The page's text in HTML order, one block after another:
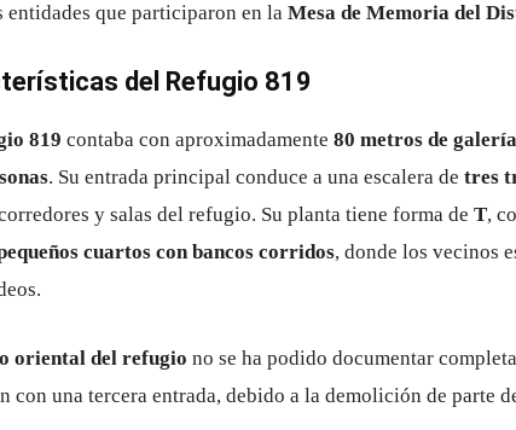
entidades que participaron en la Mesa de Memoria del
del Refugio 819
819 contaba con aproximadamente 80 metros de
. Su entrada principal conduce a una escalera de tres
y salas del refugio. Su planta tiene forma de T,
cuartos con bancos corridos, donde los vecinos
oriental del refugio no se ha podido documentar
con una tercera entrada, debido a la demolición de parte